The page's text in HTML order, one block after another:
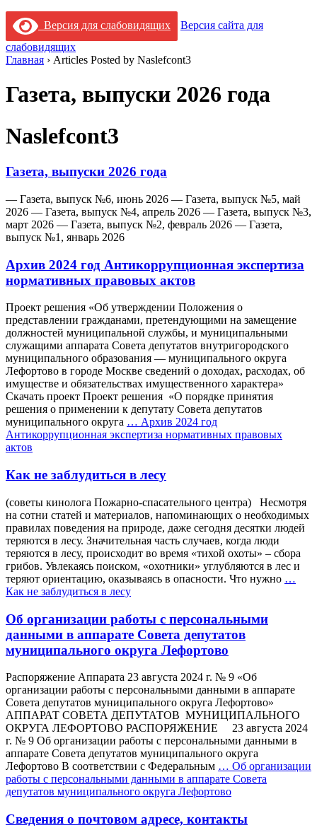
Версия для слабовидящих
Версия сайта для
слабовидящих
Главная › Articles Posted by Naslefcont3
Газета, выпуски 2026 года
Naslefcont3
Газета, выпуски 2026 года
— Газета, выпуск №6, июнь 2026 — Газета, выпуск №5, май
2026 — Газета, выпуск №4, апрель 2026 — Газета, выпуск №3,
март 2026 — Газета, выпуск №2, февраль 2026 — Газета,
выпуск №1, январь 2026
Архив 2024 год Антикоррупционная экспертиза
нормативных правовых актов
Проект решения «Об утверждении Положения о
представлении гражданами, претендующими на замещение
должностей муниципальной службы, и муниципальными
служащими аппарата Совета депутатов внутригородского
муниципального образования — муниципального округа
Лефортово в городе Москве сведений о доходах, расходах, об
имуществе и обязательствах имущественного характера»
Скачать проект Проект решения «О порядке принятия
решения о применении к депутату Совета депутатов
муниципального округа … Архив 2024 год
Антикоррупционная экспертиза нормативных правовых
актов
Как не заблудиться в лесу
(советы кинолога Пожарно-спасательного центра) Несмотря
на сотни статей и материалов, напоминающих о необходимых
правилах поведения на природе, даже сегодня десятки людей
теряются в лесу. Значительная часть случаев, когда люди
теряются в лесу, происходит во время «тихой охоты» – сбора
грибов. Увлекаясь поиском, «охотники» углубляются в лес и
теряют ориентацию, оказываясь в опасности. Что нужно …
Как не заблудиться в лесу
Об организации работы с персональными
данными в аппарате Совета депутатов
муниципального округа Лефортово
Распоряжение Аппарата 23 августа 2024 г. № 9 «Об
организации работы с персональными данными в аппарате
Совета депутатов муниципального округа Лефортово»
АППАРАТ СОВЕТА ДЕПУТАТОВ МУНИЦИПАЛЬНОГО
ОКРУГА ЛЕФОРТОВО РАСПОРЯЖЕНИЕ 23 августа 2024
г. № 9 Об организации работы с персональными данными в
аппарате Совета депутатов муниципального округа
Лефортово В соответствии с Федеральным … Об организации
работы с персональными данными в аппарате Совета
депутатов муниципального округа Лефортово
Сведения о почтовом адресе, контакты